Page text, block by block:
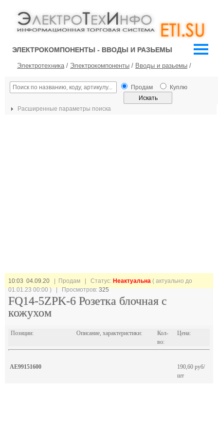
ЭЛЕКТРОКОМПОНЕНТЫ - ВВОДЫ И РАЗЬЕМЫ
Электротехника/ Электрокомпоненты / Вводы и разьемы /
Продам Куплю
Расширенные параметры поиска
10:03 04.09.20 | Продам | Статус: Неактуальна ( актуально до
01.01.23 00:00 ) | Просмотров:325
FQ14-5ZPK-6 Розетка блочная с
кожухом
Позиции: Описание, характеристики:
Кол-
во:
Цена:
AE99151600
190,60 руб/
шт